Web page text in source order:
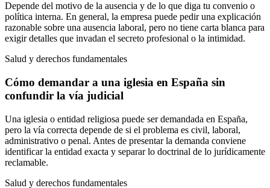
Depende del motivo de la ausencia y de lo que diga tu convenio o
política interna. En general, la empresa puede pedir una explicación
razonable sobre una ausencia laboral, pero no tiene carta blanca para
exigir detalles que invadan el secreto profesional o la intimidad.
Salud y derechos fundamentales
Cómo demandar a una iglesia en España sin
confundir la vía judicial
Una iglesia o entidad religiosa puede ser demandada en España,
pero la vía correcta depende de si el problema es civil, laboral,
administrativo o penal. Antes de presentar la demanda conviene
identificar la entidad exacta y separar lo doctrinal de lo jurídicamente
reclamable.
Salud y derechos fundamentales